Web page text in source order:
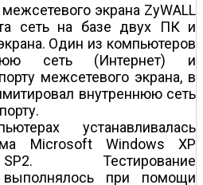
экрана ZyWALL
сеть на базе двух ПК и
Один из компьютеров
сеть (Интернет) и
межсетевого экрана, в
внутреннюю сеть
устанавливалась
Microsoft Windows XP
Тестирование
выполнялось при помощи